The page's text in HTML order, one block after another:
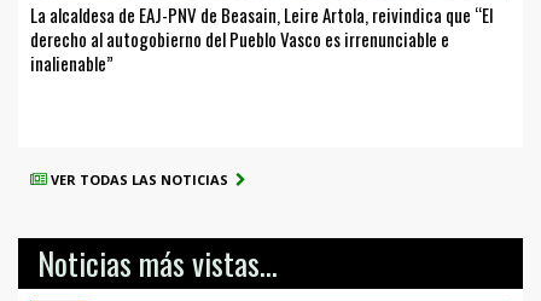
La alcaldesa de EAJ-PNV de Beasain, Leire Artola, reivindica que “El
derecho al autogobierno del Pueblo Vasco es irrenunciable e
inalienable”
VER TODAS LAS NOTICIAS
Noticias más vistas...